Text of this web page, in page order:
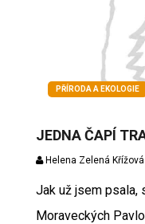
PŘÍRODA A EKOLOGIE
JEDNA ČAPÍ
Helena Zelená Křížová
Jak už jsem psala,
Moraveckých